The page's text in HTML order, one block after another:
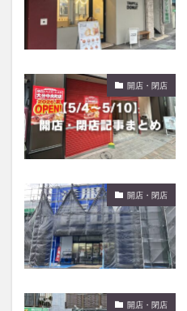
開店・閉店
開店・閉店
開店・閉店